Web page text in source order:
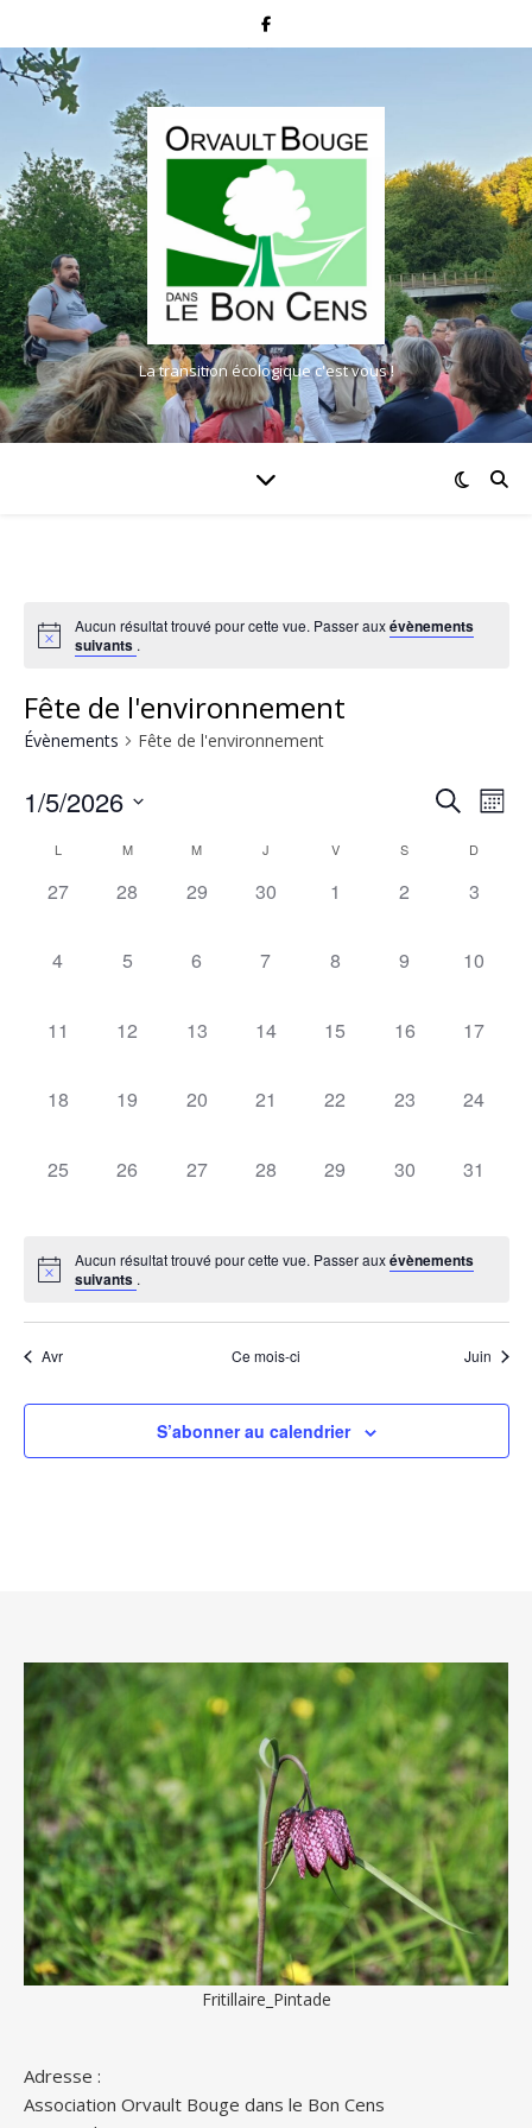
La transition écologique c'est vous !
Aucun résultat trouvé pour cette vue. Passer auxévènements
suivants .
Fête de l'environnement
Évènements Fête de l'environnement
de
vues
Recherche
Mois
1/5/2026
date.Calendrier
Évènements
L M M J V S D
0
27
0
28
0
29
0
30
0
1
0
2
0
3
0
4
0
5
0
6
0
7
0
8
0
9
0
10
0
11
0
12
0
13
0
14
0
15
0
16
0
17
0
18
0
19
0
20
0
21
0
22
0
23
0
24
0
25
0
26
0
27
0
28
0
29
0
30
0
31
Aucun résultat trouvé pour cette vue. Passer auxévènements
suivants .
Avr Ce mois-ci Juin
S’abonner au calendrier
Fritillaire_Pintade
Adresse :
Association Orvault Bouge dans le Bon Cens